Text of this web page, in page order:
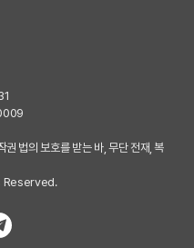
법의 보호를 받는 바, 무단 전재, 복
Reserved.